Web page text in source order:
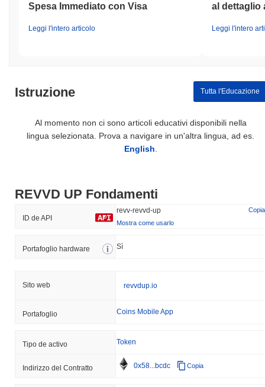
Spesa Immediato con Visa
Leggi l'intero articolo
al dettaglio
Leggi l'intero
Istruzione Tutta l'Educazione
Al momento non ci sono articoli educativi disponibili nella
lingua selezionata. Prova a navigare in un'altra lingua, ad es.
English
REVVD UP Fondamenti
ID de API
revv-revvd-up
Copia
Mostra come usarlo
Portafoglio hardware Sì
Sito web revvdup.io
Portafoglio Coins Mobile App
Tipo de activo Token
Indirizzo del Contratto 0x58...bcdc Copia